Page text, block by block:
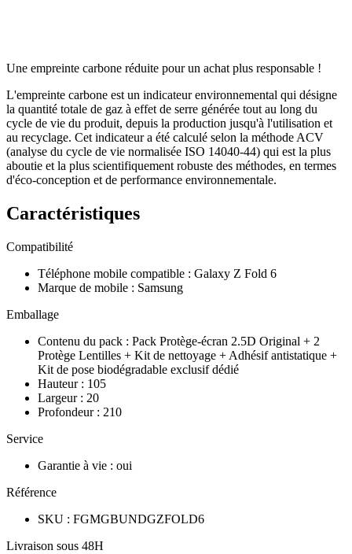
Une empreinte carbone réduite pour un achat plus responsable !
L'empreinte carbone est un indicateur environnemental qui désigne
la quantité totale de gaz à effet de serre générée tout au long du
cycle de vie du produit, depuis la production jusqu'à l'utilisation et
au recyclage. Cet indicateur a été calculé selon la méthode ACV
(analyse du cycle de vie normalisée ISO 14040-44) qui est la plus
aboutie et la plus scientifiquement robuste des méthodes, en termes
d'éco-conception et de performance environnementale.
Caractéristiques
Compatibilité
Téléphone mobile compatible : Galaxy Z Fold 6
Marque de mobile : Samsung
Emballage
Contenu du pack : Pack Protège-écran 2.5D Original + 2
Protège Lentilles + Kit de nettoyage + Adhésif antistatique +
Kit de pose biodégradable exclusif dédié
Hauteur : 105
Largeur : 20
Profondeur : 210
Service
Garantie à vie : oui
Référence
SKU : FGMGBUNDGZFOLD6
Livraison sous 48H